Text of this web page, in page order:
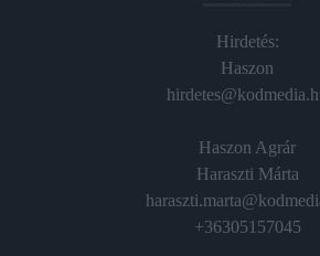
Hirdetés:
Haszon
Haszon Agrár
Haraszti Márta
+36305157045